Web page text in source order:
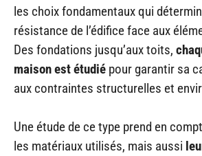
les choix fondamentaux qui
résistance de l’édifice face aux
Des fondations jusqu’aux toits,
maison est étudié pour garantir sa
aux contraintes structurelles et
Une étude de ce type prend en
les matériaux utilisés, mais aussi